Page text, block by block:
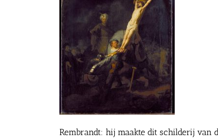
Rembrandt: hij maakte dit schilderij van